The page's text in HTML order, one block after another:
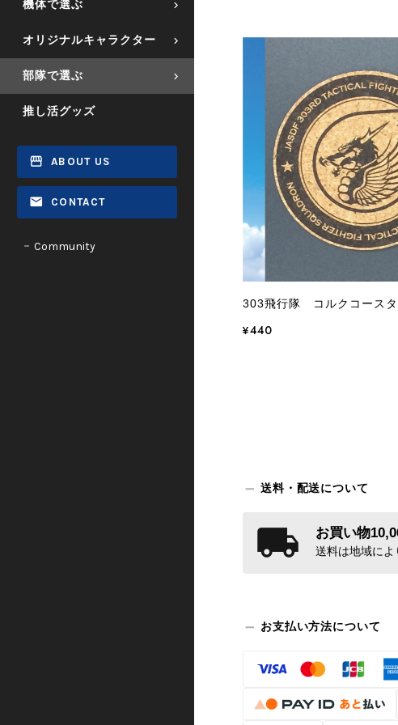
機体で選ぶ
オリジナルキャラクター
部隊で選ぶ
推し活グッズ
ABOUT US
CONTACT
Community
303飛行隊 コルクコースタ
¥440
送料・配送について
お買い物
送料は地域によ
お支払い方法について